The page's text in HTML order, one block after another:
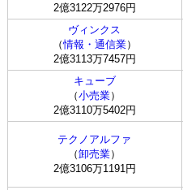
2億3122万2976円
ヴィンクス
（情報・通信業）
2億3113万7457円
キューブ
（小売業）
2億3110万5402円
テクノアルファ
（卸売業）
2億3106万1191円